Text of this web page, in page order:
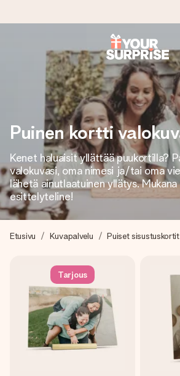
Tilaa tänään, lähetys 1
Valmistamme lahjasi huolella ja
jotta voit antaa sen juuri oikeaan
merkitystä.
4,8 (+15 000 arvostelun
Lahjamme inspiroivat. Asiakkaiden
Reviewsissä.
Tilaa tänään – personoitu lahja
nopeammin kuin ehdit sanoa “yllätys!”
Puinen kortti
Kenet haluaisit yllättää puukortilla?
valokuvasi, oma nimesi ja/tai oma
lähetä ainutlaatuinen yllätys.
esittelyteline!
Etusivu Kuvapalvelu Puiset sisustuskortit
Tarjous